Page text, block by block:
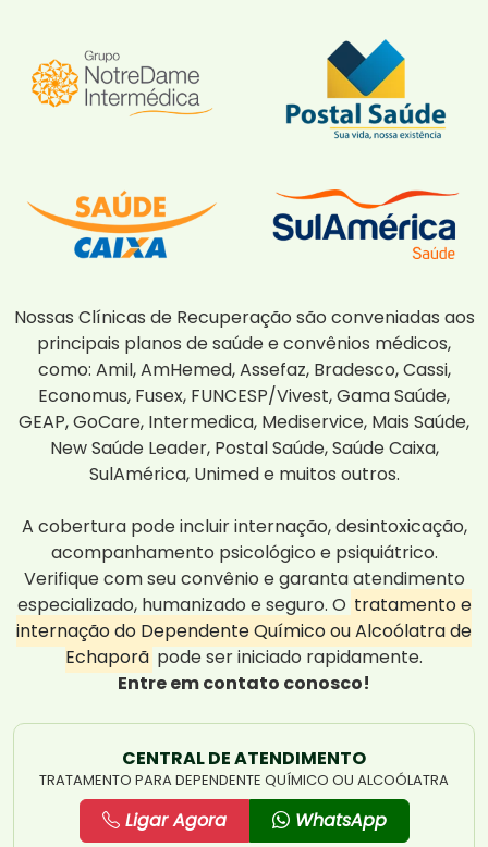
Nossas Clínicas de Recuperação são conveniadas aos
principais planos de saúde e convênios médicos,
como: Amil, AmHemed, Assefaz, Bradesco, Cassi,
Economus, Fusex, FUNCESP/Vivest, Gama Saúde,
GEAP, GoCare, Intermedica, Mediservice, Mais Saúde,
New Saúde Leader, Postal Saúde, Saúde Caixa,
SulAmérica, Unimed e muitos outros.
A cobertura pode incluir internação, desintoxicação,
acompanhamento psicológico e psiquiátrico.
Verifique com seu convênio e garanta atendimento
especializado, humanizado e seguro. O tratamento e
internação do Dependente Químico ou Alcoólatra de
Echaporã pode ser iniciado rapidamente.
Entre em contato conosco!
CENTRAL DE ATENDIMENTO
TRATAMENTO PARA DEPENDENTE QUÍMICO OU ALCOÓLATRA
Ligar Agora WhatsApp